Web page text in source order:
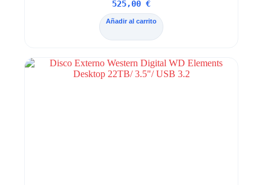
525,00€
Añadir al carrito